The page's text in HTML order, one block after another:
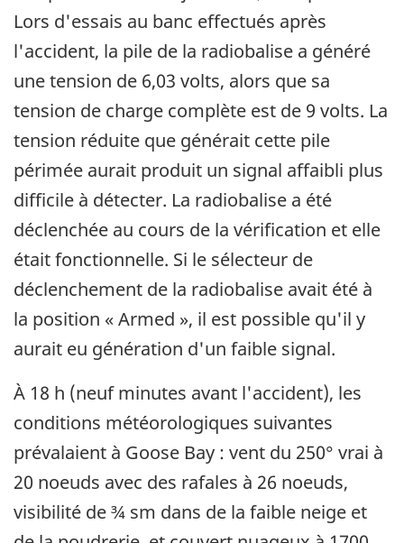
Lors d'essais au banc effectués après
l'accident, la pile de la radiobalise a généré
une tension de 6,03 volts, alors que sa
tension de charge complète est de 9 volts. La
tension réduite que générait cette pile
périmée aurait produit un signal affaibli plus
difficile à détecter. La radiobalise a été
déclenchée au cours de la vérification et elle
était fonctionnelle. Si le sélecteur de
déclenchement de la radiobalise avait été à
la position « Armed », il est possible qu'il y
aurait eu génération d'un faible signal.
À 18 h (neuf minutes avant l'accident), les
conditions météorologiques suivantes
prévalaient à Goose Bay : vent du 250° vrai à
20 noeuds avec des rafales à 26 noeuds,
visibilité de ¾ sm dans de la faible neige et